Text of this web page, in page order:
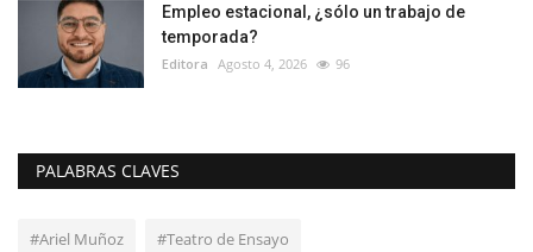
Empleo estacional, ¿sólo un trabajo de
temporada?
Editora Agosto 4, 2026 96
PALABRAS CLAVES
#Ariel Muñoz #Teatro de Ensayo